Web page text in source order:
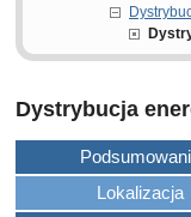
Dystrybucja
Lokalizacja